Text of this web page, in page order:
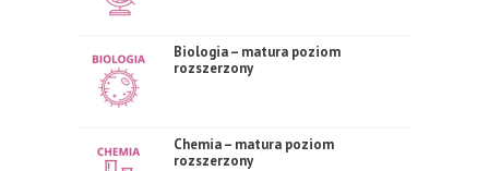
Biologia – matura poziom
rozszerzony
Chemia – matura poziom
rozszerzony